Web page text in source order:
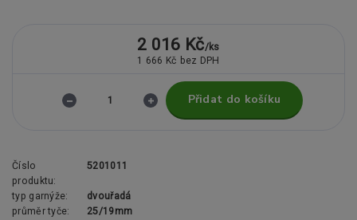
2 016 Kč/ks
1 666 Kč bez DPH
Přidat do košíku
Číslo
produktu:
5201011
typ garnýže:
dvouřadá
průměr tyče:
25/19mm